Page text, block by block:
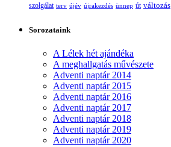
szolgálat terv újév újrakezdés ünnep út változás
Sorozataink
A Lélek hét ajándéka
A meghallgatás művészete
Adventi naptár 2014
Adventi naptár 2015
Adventi naptár 2016
Adventi naptár 2017
Adventi naptár 2018
Adventi naptár 2019
Adventi naptár 2020